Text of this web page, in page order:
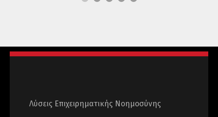
OUTSOURCING
Λύσεις Επιχειρηματικής Νοημοσύνης